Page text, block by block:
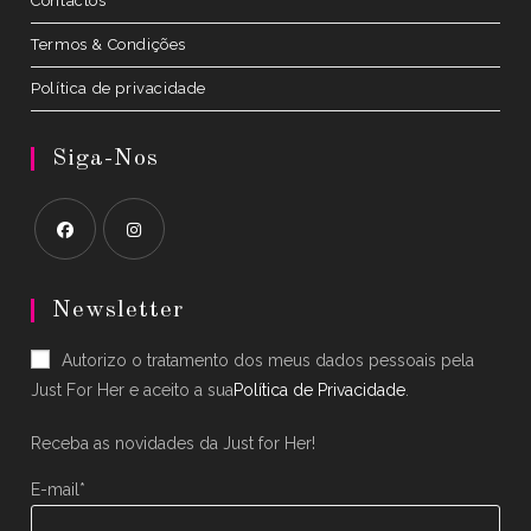
Termos & Condições
Política de privacidade
Siga-Nos
in
new
tab
in
new
tab
Newsletter
Autorizo o tratamento dos meus dados pessoais pela
Just For Her e aceito a suaPolítica de Privacidade
Receba as novidades da Just for Her!
E-mail*